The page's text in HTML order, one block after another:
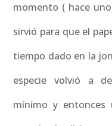
momento ( hace
sirvió para que el
tiempo dado en la
especie volvió a
mínimo y entonces